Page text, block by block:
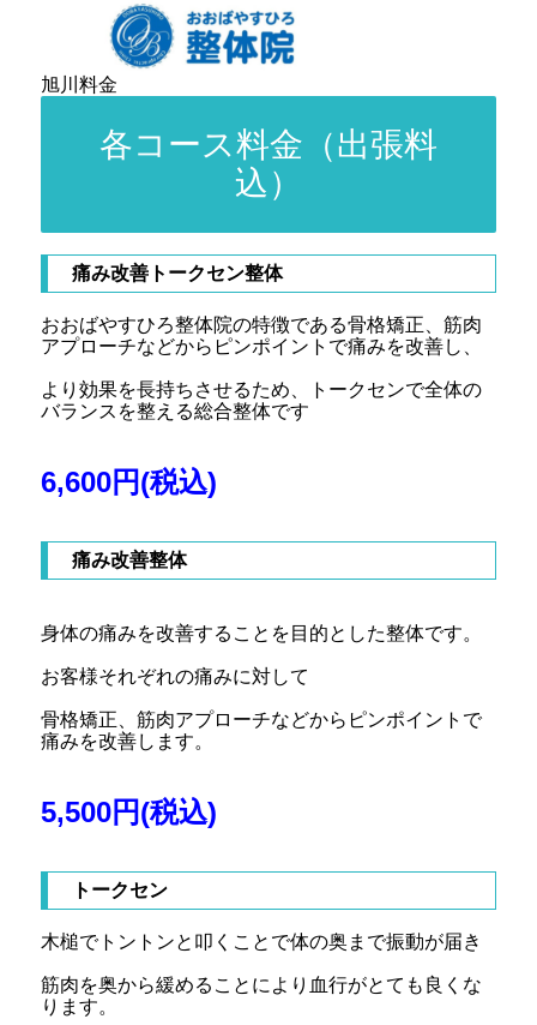
旭川料金
各コース料金（出張料
込）
痛み改善トークセン整体
おおばやすひろ整体院の特徴である骨格矯正、筋肉
アプローチなどからピンポイントで痛みを改善し、
より効果を長持ちさせるため、トークセンで全体の
バランスを整える総合整体です
6,600円(税込)
痛み改善整体
身体の痛みを改善することを目的とした整体です。
お客様それぞれの痛みに対して
骨格矯正、筋肉アプローチなどからピンポイントで
痛みを改善します。
5,500円(税込)
トークセン
木槌でトントンと叩くことで体の奥まで振動が届き
筋肉を奥から緩めることにより血行がとても良くな
ります。